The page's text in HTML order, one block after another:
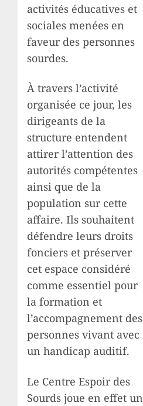
activités éducatives et
sociales menées en
faveur des personnes
sourdes.
À travers l’activité
organisée ce jour, les
dirigeants de la
structure entendent
attirer l’attention des
autorités compétentes
ainsi que de la
population sur cette
affaire. Ils souhaitent
défendre leurs droits
fonciers et préserver
cet espace considéré
comme essentiel pour
la formation et
l’accompagnement des
personnes vivant avec
un handicap auditif.
Le Centre Espoir des
Sourds joue en effet un